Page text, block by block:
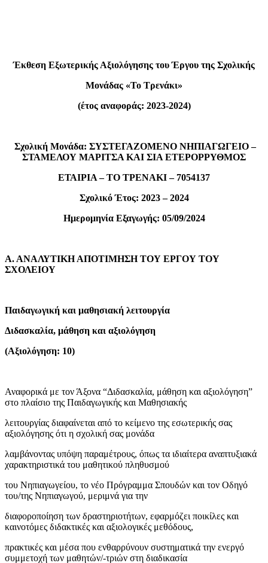
Έκθεση Εξωτερικής Αξιολόγησης του Έργου της Σχολικής
Μονάδας «Το Τρενάκι»
(έτος αναφοράς: 2023-2024)
Σχολική Μονάδα: ΣΥΣΤΕΓΑΖΟΜΕΝΟ ΝΗΠΙΑΓΩΓΕΙΟ –
ΣΤΑΜΕΛΟΥ ΜΑΡΙΤΣΑ ΚΑΙ ΣΙΑ ΕΤΕΡΟΡΡΥΘΜΟΣ
ΕΤΑΙΡΙΑ – ΤΟ ΤΡΕΝΑΚΙ – 7054137
Σχολικό Έτος: 2023 – 2024
Ημερομηνία Εξαγωγής: 05/09/2024
Α. ΑΝΑΛΥΤΙΚΗ ΑΠΟΤΙΜΗΣΗ ΤΟΥ ΕΡΓΟΥ ΤΟΥ
ΣΧΟΛΕΙΟΥ
Παιδαγωγική και μαθησιακή λειτουργία
Διδασκαλία, μάθηση και αξιολόγηση
(Αξιολόγηση: 10)
Αναφορικά με τον Άξονα “Διδασκαλία, μάθηση και αξιολόγηση”
στο πλαίσιο της Παιδαγωγικής και Μαθησιακής
λειτουργίας διαφαίνεται από το κείμενο της εσωτερικής σας
αξιολόγησης ότι η σχολική σας μονάδα
λαμβάνοντας υπόψη παραμέτρους, όπως τα ιδιαίτερα αναπτυξιακά
χαρακτηριστικά του μαθητικού πληθυσμού
του Νηπιαγωγείου, το νέο Πρόγραμμα Σπουδών και τον Οδηγό
του/της Νηπιαγωγού, μεριμνά για την
διαφοροποίηση των δραστηριοτήτων, εφαρμόζει ποικίλες και
καινοτόμες διδακτικές και αξιολογικές μεθόδους,
πρακτικές και μέσα που ενθαρρύνουν συστηματικά την ενεργό
συμμετοχή των μαθητών/-τριών στη διαδικασία